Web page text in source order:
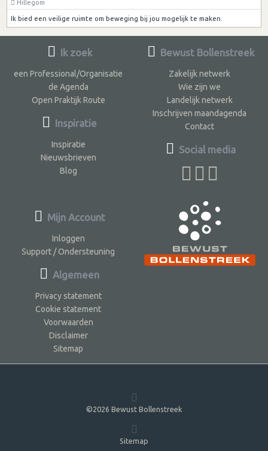
Hillegom
Ik bied een veilige ruimte om beweging bij jou mogelijk te maken.
Ik zoek
een Professional/Organisatie
de Agenda
Open Praktijk Route
Inspiratie
Inspiratie
Nieuwsbrieven
Blog
Bewust Bollenstreek
Zakelijk netwerk
Wie zijn we
Landelijk netwerk
Inschrijven maandagenda
Contact
Social media
Mijn Account
Inloggen
Support / Ondersteuning
Algemeen
Privacy statement
Cookie statement
Voorwaarden
Disclaimer
Sitemap
©2026 Bewust Bollenstreek
Sitemap